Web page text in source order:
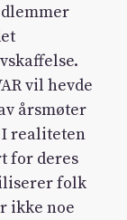
vil hevde
årsmøter
realiteten
for deres
folk
ikke noe